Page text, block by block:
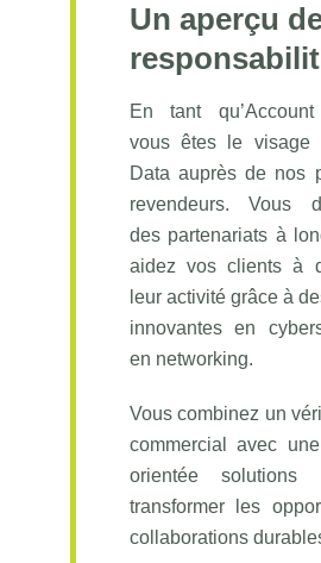
Un aperçu
En tant qu’Account
vous êtes le visage
Data auprès de nos
revendeurs. Vous
des partenariats à
aidez vos clients à
leur activité grâce à
innovantes en
en networking.
Vous combinez un
commercial avec
orientée solutions
transformer les
collaborations